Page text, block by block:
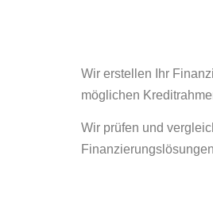
Wir erstellen Ihr
möglichen
Wir prüfen und